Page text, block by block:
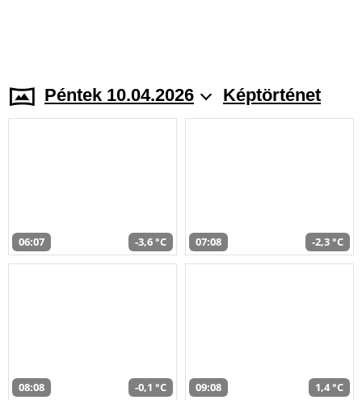
Péntek 10.04.2026 Képtörténet
06:07 -3,6 °C 07:08 -2,3 °C
08:08 -0,1 °C 09:08 1,4 °C